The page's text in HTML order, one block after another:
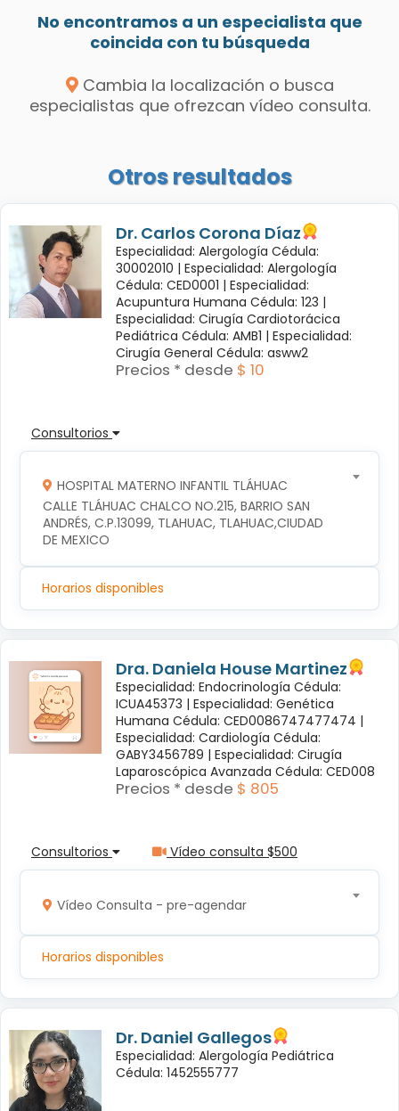
No encontramos a un especialista que
coincida con tu búsqueda
Cambia la localización o busca
especialistas que ofrezcan vídeo consulta.
Otros resultados
Dr. Carlos Corona Díaz
Especialidad: Alergología Cédula:
30002010 | Especialidad: Alergología
Cédula: CED0001 | Especialidad:
Acupuntura Humana Cédula: 123 |
Especialidad: Cirugía Cardiotorácica
Pediátrica Cédula: AMB1 | Especialidad:
Cirugía General Cédula: asww2
Precios * desde $ 10
Consultorios
HOSPITAL MATERNO INFANTIL TLÁHUAC
CALLE TLÁHUAC CHALCO NO.215, BARRIO SAN
ANDRÉS, C.P.13099, TLAHUAC, TLAHUAC,CIUDAD
DE MEXICO
Horarios disponibles
Dra. Daniela House Martinez
Especialidad: Endocrinología Cédula:
ICUA45373 | Especialidad: Genética
Humana Cédula: CED0086747477474 |
Especialidad: Cardiología Cédula:
GABY3456789 | Especialidad: Cirugía
Laparoscópica Avanzada Cédula: CED008
Precios * desde $ 805
Consultorios Vídeo consulta $500
Vídeo Consulta - pre-agendar
Horarios disponibles
Dr. Daniel Gallegos
Especialidad: Alergología Pediátrica
Cédula: 1452555777